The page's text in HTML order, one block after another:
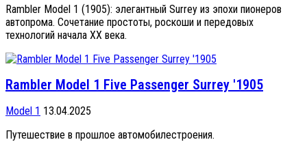
Rambler Model 1 (1905): элегантный Surrey из эпохи пионеров
автопрома. Сочетание простоты, роскоши и передовых
технологий начала XX века.
Rambler Model 1 Five Passenger Surrey '1905
Model 1 13.04.2025
Путешествие в прошлое автомобилестроения.